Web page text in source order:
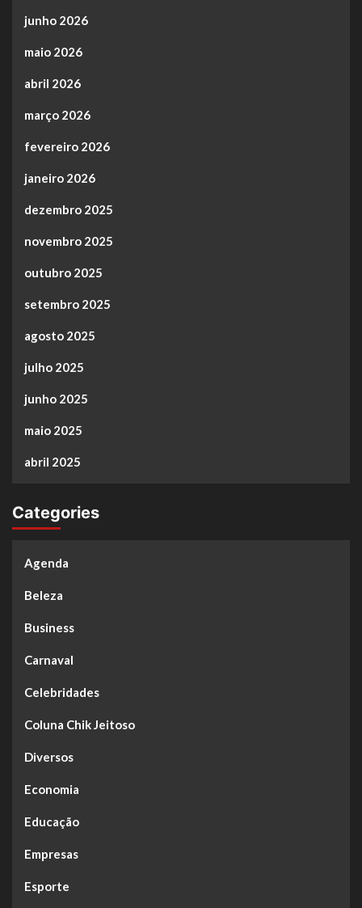
junho 2026
maio 2026
abril 2026
março 2026
fevereiro 2026
janeiro 2026
dezembro 2025
novembro 2025
outubro 2025
setembro 2025
agosto 2025
julho 2025
junho 2025
maio 2025
abril 2025
Categories
Agenda
Beleza
Business
Carnaval
Celebridades
Coluna Chik Jeitoso
Diversos
Economia
Educação
Empresas
Esporte